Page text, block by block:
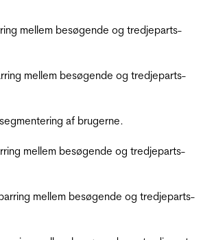
mellem besøgende og tredjeparts-
mellem besøgende og tredjeparts-
af brugerne.
mellem besøgende og tredjeparts-
mellem besøgende og tredjeparts-